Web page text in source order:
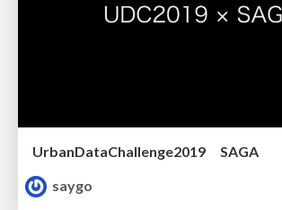
UrbanDataChallenge2019 SAGA
saygo